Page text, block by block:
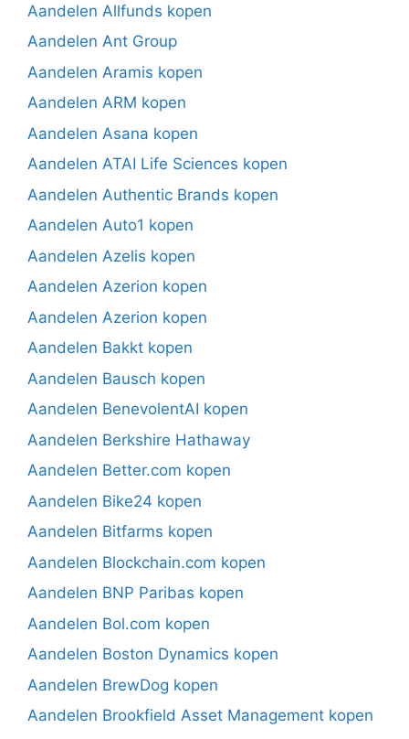
Aandelen Allfunds kopen
Aandelen Ant Group
Aandelen Aramis kopen
Aandelen ARM kopen
Aandelen Asana kopen
Aandelen ATAI Life Sciences kopen
Aandelen Authentic Brands kopen
Aandelen Auto1 kopen
Aandelen Azelis kopen
Aandelen Azerion kopen
Aandelen Azerion kopen
Aandelen Bakkt kopen
Aandelen Bausch kopen
Aandelen BenevolentAI kopen
Aandelen Berkshire Hathaway
Aandelen Better.com kopen
Aandelen Bike24 kopen
Aandelen Bitfarms kopen
Aandelen Blockchain.com kopen
Aandelen BNP Paribas kopen
Aandelen Bol.com kopen
Aandelen Boston Dynamics kopen
Aandelen BrewDog kopen
Aandelen Brookfield Asset Management kopen